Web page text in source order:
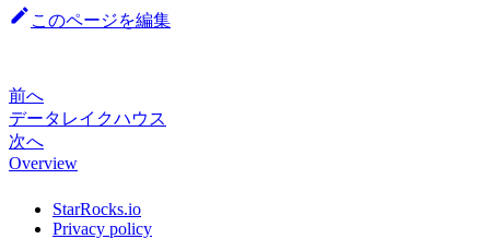
このページを編集
前へ
データレイクハウス
次へ
Overview
StarRocks.io
Privacy policy